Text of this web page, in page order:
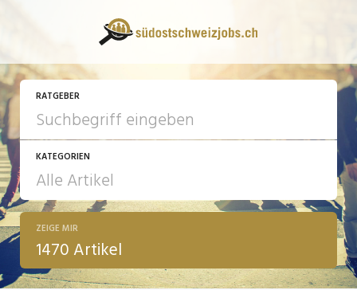
RATGEBER
KATEGORIEN
13 Fragen - 13 Antworten
Arbeit
ZEIGE MIR
1470 Artikel